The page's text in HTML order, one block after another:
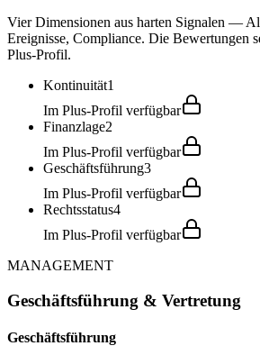
Vier Dimensionen aus harten Signalen —
Ereignisse, Compliance. Die Bewertungen
Plus-Profil.
Kontinuität1
Im Plus-Profil verfügbar
Finanzlage2
Im Plus-Profil verfügbar
Geschäftsführung3
Im Plus-Profil verfügbar
Rechtsstatus4
Im Plus-Profil verfügbar
MANAGEMENT
Geschäftsführung & Vertretung
Geschäftsführung